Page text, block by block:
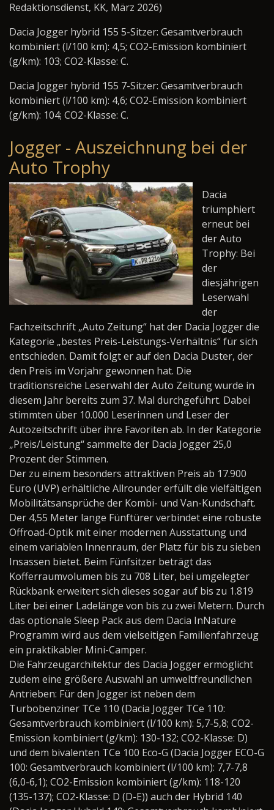
Redaktionsdienst, KK, März 2026)
Dacia Jogger hybrid 155 5-Sitzer: Gesamtverbrauch
kombiniert (l/100 km): 4,5; CO2-Emission kombiniert
(g/km): 103; CO2-Klasse: C.
Dacia Jogger hybrid 155 7-Sitzer: Gesamtverbrauch
kombiniert (l/100 km): 4,6; CO2-Emission kombiniert
(g/km): 104; CO2-Klasse: C.
Jogger - Auszeichnung bei der
Auto Trophy
Dacia
triumphiert
erneut bei
der Auto
Trophy: Bei
der
diesjährigen
Leserwahl
der
Fachzeitschrift „Auto Zeitung“ hat der Dacia Jogger die
Kategorie „bestes Preis-Leistungs-Verhältnis“ für sich
entschieden. Damit folgt er auf den Dacia Duster, der
den Preis im Vorjahr gewonnen hat. Die
traditionsreiche Leserwahl der Auto Zeitung wurde in
diesem Jahr bereits zum 37. Mal durchgeführt. Dabei
stimmten über 10.000 Leserinnen und Leser der
Autozeitschrift über ihre Favoriten ab. In der Kategorie
„Preis/Leistung“ sammelte der Dacia Jogger 25,0
Prozent der Stimmen.
Der zu einem besonders attraktiven Preis ab 17.900
Euro (UVP) erhältliche Allrounder erfüllt die vielfältigen
Mobilitätsansprüche der Kombi- und Van-Kundschaft.
Der 4,55 Meter lange Fünftürer verbindet eine robuste
Offroad-Optik mit einer modernen Ausstattung und
einem variablen Innenraum, der Platz für bis zu sieben
Insassen bietet. Beim Fünfsitzer beträgt das
Kofferraumvolumen bis zu 708 Liter, bei umgelegter
Rückbank erweitert sich dieses sogar auf bis zu 1.819
Liter bei einer Ladelänge von bis zu zwei Metern. Durch
das optionale Sleep Pack aus dem Dacia InNature
Programm wird aus dem vielseitigen Familienfahrzeug
ein praktikabler Mini-Camper.
Die Fahrzeugarchitektur des Dacia Jogger ermöglicht
zudem eine größere Auswahl an umweltfreundlichen
Antrieben: Für den Jogger ist neben dem
Turbobenziner TCe 110 (Dacia Jogger TCe 110:
Gesamtverbrauch kombiniert (l/100 km): 5,7-5,8; CO2-
Emission kombiniert (g/km): 130-132; CO2-Klasse: D)
und dem bivalenten TCe 100 Eco-G (Dacia Jogger ECO-G
100: Gesamtverbrauch kombiniert (l/100 km): 7,7-7,8
(6,0-6,1); CO2-Emission kombiniert (g/km): 118-120
(135-137); CO2-Klasse: D (D-E)) auch der Hybrid 140